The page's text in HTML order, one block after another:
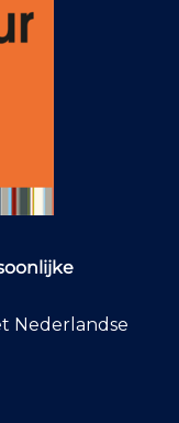
Nederlandse